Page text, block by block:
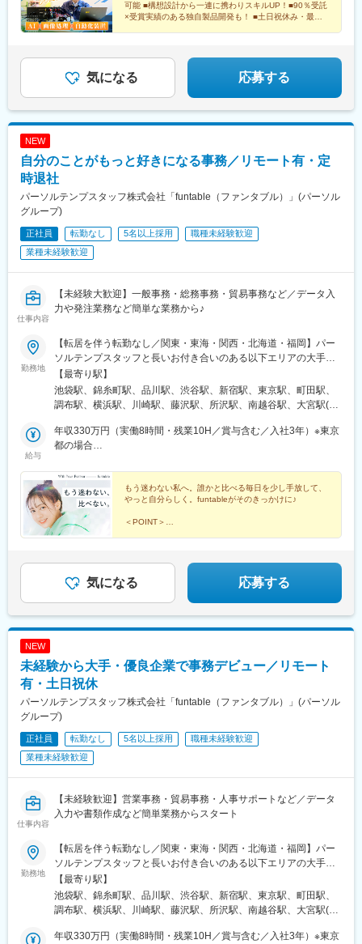
可能 ■構想設計から一連に携わりスキルUP！■90％受託
×受賞実績のある独自製品開発も！ ■土日祝休み・最大
気になる 応募する
NEW
自分のことがもっと好きになる事務／リモート有・定
時退社
パーソルテンプスタッフ株式会社「funtable（ファンタブル）」(パーソル
グループ)
正社員 転勤なし 5名以上採用
職種未経験歓迎
業種未経験歓迎
仕事内容
【未経験大歓迎】一般事務・総務事務・貿易事務など／データ入
力や発注業務など簡単な業務から♪
勤務地
【転居を伴う転勤なし／関東・東海・関西・北海道・福岡】パー
ソルテンプスタッフと長いお付き合いのある以下エリアの大手・
優良企業に配属＜関東＞東京都・神奈川県・埼玉県・千葉県・茨
城県（つくば市内）・栃木県（宇都宮市内）＜東海＞岐阜県・静
岡県・愛知県・三重県＜関西＞大阪府・京都府・兵庫県・滋賀県
中央区）☆駅近のオフィスがほとんどなので、通勤も便利です☆
お住まいの地域や希望を考慮します☆配属先の企業により、在宅
限なし／当社規定に基づく）☆受動喫煙対策：原則あり（勤務先
に従う）
【最寄り駅】
池袋駅、錦糸町駅、品川駅、渋谷駅、新宿駅、東京駅、町田駅、
調布駅、横浜駅、川崎駅、藤沢駅、所沢駅、南越谷駅、大宮駅(埼
駅、宇都宮駅、岐阜駅、沼津駅、浜松駅、静岡駅、刈谷駅、小牧
駅、知多半田駅、豊橋駅、豊田市駅、栄駅(愛知県)、近鉄四日市
駅(阪神)、姫路駅、草津駅(滋賀県)、札幌駅、祇園駅(福岡県)、天
神南駅、北品川駅、南新宿駅、大手町駅(東京都)、布田駅、新高島
駅、京急川崎駅、石上駅、新越谷駅、京成成田駅、京成西船駅、
京成千葉駅、名鉄岐阜駅、第一通り駅、新静岡駅、半田駅、駅前
駅、新豊田駅、栄町駅(愛知県)、あすなろう四日市駅、四条駅(京
駅、櫛田神社前駅、天神駅、高輪ゲートウェイ駅、代々木駅、二
重橋前駅、神奈川駅、栄町駅(千葉県)、新浜松駅、新豊橋駅、矢場
給与
年収330万円（実働8時間・残業10H／賞与含む／入社3年）※東京
都の場合
府の場合
もう迷わない私へ。誰かと比べる毎日を少し手放して、
やっと自分らしく。funtableがそのきっかけに♪
＜POINT＞
◎プロが強み整理＆いつでも相談OK
気になる 応募する
NEW
未経験から大手・優良企業で事務デビュー／リモート
有・土日祝休
パーソルテンプスタッフ株式会社「funtable（ファンタブル）」(パーソル
グループ)
正社員 転勤なし 5名以上採用
職種未経験歓迎
業種未経験歓迎
仕事内容
【未経験歓迎】営業事務・貿易事務・人事サポートなど／データ
入力や書類作成など簡単業務からスタート
勤務地
【転居を伴う転勤なし／関東・東海・関西・北海道・福岡】パー
ソルテンプスタッフと長いお付き合いのある以下エリアの大手・
優良企業に配属＜関東＞東京都・神奈川県・埼玉県・千葉県・茨
城県（つくば市内）・栃木県（宇都宮市内）＜東海＞岐阜県・静
岡県・愛知県・三重県＜関西＞大阪府・京都府・兵庫県・滋賀県
中央区）☆駅近のオフィスがほとんどなので、通勤も便利です☆
【最寄り駅】
池袋駅、錦糸町駅、品川駅、渋谷駅、新宿駅、東京駅、町田駅、
調布駅、横浜駅、川崎駅、藤沢駅、所沢駅、南越谷駅、大宮駅(埼
駅、宇都宮駅、岐阜駅、沼津駅、浜松駅、静岡駅、刈谷駅、小牧
年収330万円（実働8時間・残業10H／賞与含む／入社3年）※東京